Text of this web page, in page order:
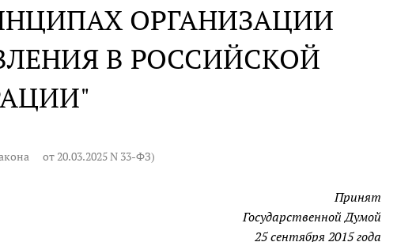
ОРГАНИЗАЦИИ
В РОССИЙСКОЙ
от 20.03.2025 N 33-ФЗ)
Принят
Государственной Думой
25 сентября 2015 года